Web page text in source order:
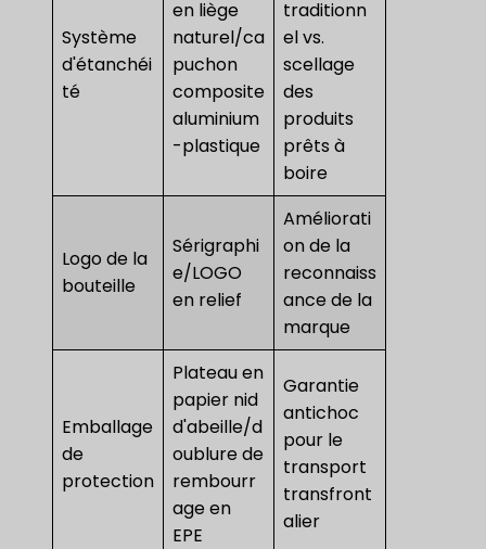
Système
d'étanchéi
té
en liège
naturel/ca
puchon
composite
aluminium
-plastique
traditionn
el vs.
scellage
des
produits
prêts à
boire
Logo de la
bouteille
Sérigraphi
e/LOGO
en relief
Améliorati
on de la
reconnaiss
ance de la
marque
Emballage
de
protection
Plateau en
papier nid
d'abeille/d
oublure de
rembourr
age en
EPE
Garantie
antichoc
pour le
transport
transfront
alier